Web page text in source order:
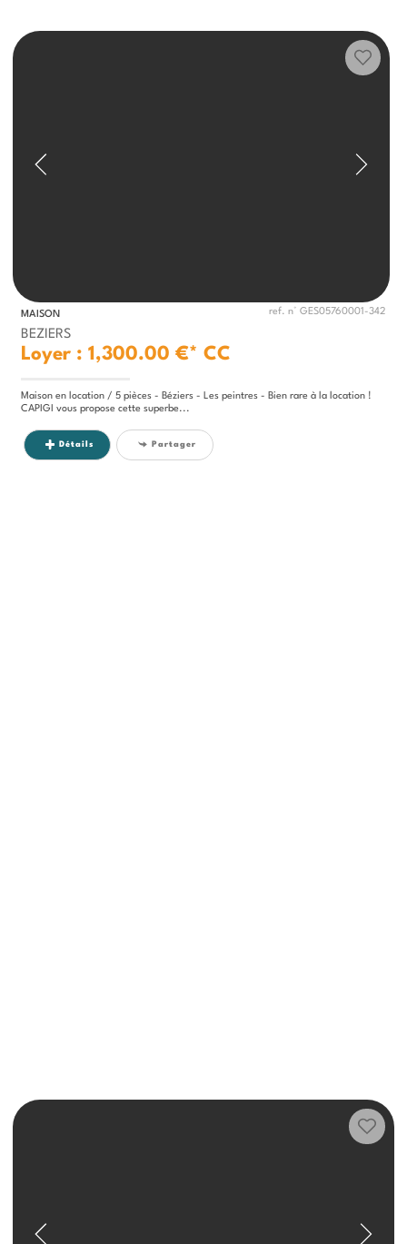
MAISON ref. n° GES05760001-342
BEZIERS
Loyer : 1,300.00 €* CC
Maison en location / 5 pièces - Béziers - Les peintres - Bien rare à la location !
CAPIGI vous propose cette superbe...
Détails Partager